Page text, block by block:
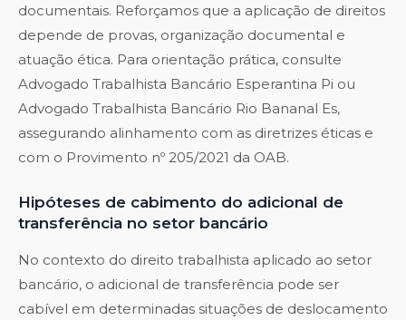
documentais. Reforçamos que a aplicação de direitos
depende de provas, organização documental e
atuação ética. Para orientação prática, consulte
Advogado Trabalhista Bancário Esperantina Pi ou
Advogado Trabalhista Bancário Rio Bananal Es,
assegurando alinhamento com as diretrizes éticas e
com o Provimento nº 205/2021 da OAB.
Hipóteses de cabimento do adicional de
transferência no setor bancário
No contexto do direito trabalhista aplicado ao setor
bancário, o adicional de transferência pode ser
cabível em determinadas situações de deslocamento